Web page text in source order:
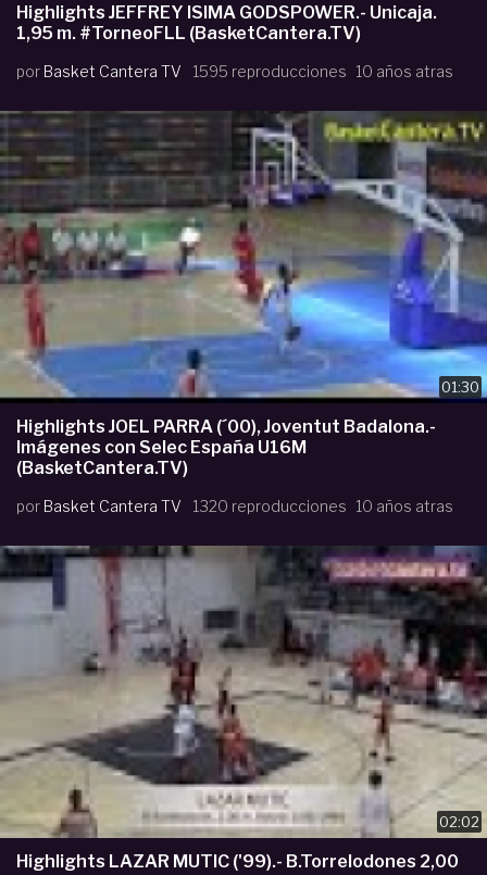
Highlights JEFFREY ISIMA GODSPOWER.- Unicaja.
1,95 m. #TorneoFLL (BasketCantera.TV)
por Basket Cantera TV 1595 reproducciones 10 años atras
01:30
Highlights JOEL PARRA (´00), Joventut Badalona.-
Imágenes con Selec España U16M
(BasketCantera.TV)
por Basket Cantera TV 1320 reproducciones 10 años atras
02:02
Highlights LAZAR MUTIC ('99).- B.Torrelodones 2,00